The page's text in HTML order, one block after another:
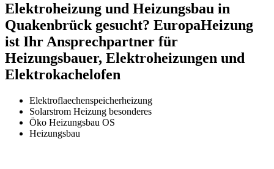
Elektroheizung und Heizungsbau in
Quakenbrück gesucht? EuropaHeizung
ist Ihr Ansprechpartner für
Heizungsbauer, Elektroheizungen und
Elektrokachelofen
Elektroflaechenspeicherheizung
Solarstrom Heizung besonderes
Öko Heizungsbau OS
Heizungsbau